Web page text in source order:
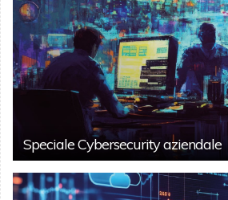
Speciale Cybersecurity aziendale